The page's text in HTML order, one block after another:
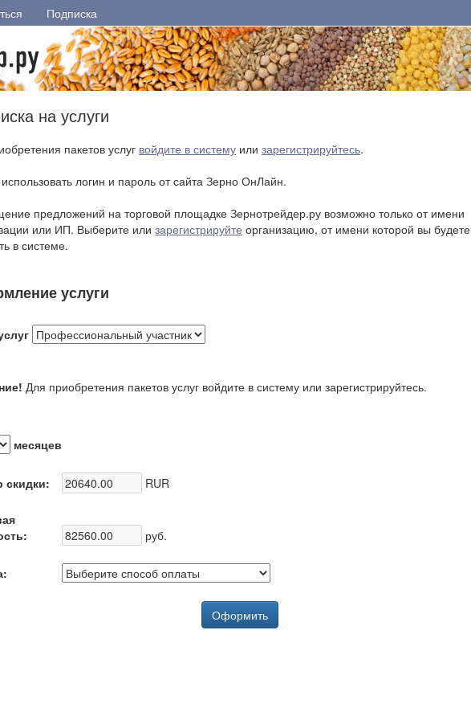
Подписка
на услуги
пакетов услуг войдите в систему илизарегистрируйтесь.
логин и пароль от сайта Зерно ОнЛайн.
предложений на торговой площадке Зернотрейдер.ру возможно только от имени
или ИП. Выберите илизарегистрируйте организацию, от имени которой вы будете
в системе.
услуги
Для приобретения пакетов услуг войдите в систему или зарегистрируйтесь.
месяцев
скидки: RUR
руб.